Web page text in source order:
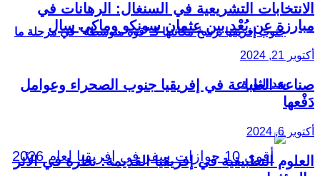
جنوب إفريقيا ترسخ مكانتها كـ”قوة متوسطة” في مرحلة ما
بعد الثورة
الانتخابات التشريعية في السنغال: الرهانات في
مبارزة عن بُعْد بين عثمان سونكو وماكي سال
أكتوبر 21, 2024
صناعة الطباعة في إفريقيا جنوب الصحراء وعوامل
دَفْعها
أكتوبر 6, 2024
العلوم التطبيقية في إفريقيا القديمة: نظرة في الأثر